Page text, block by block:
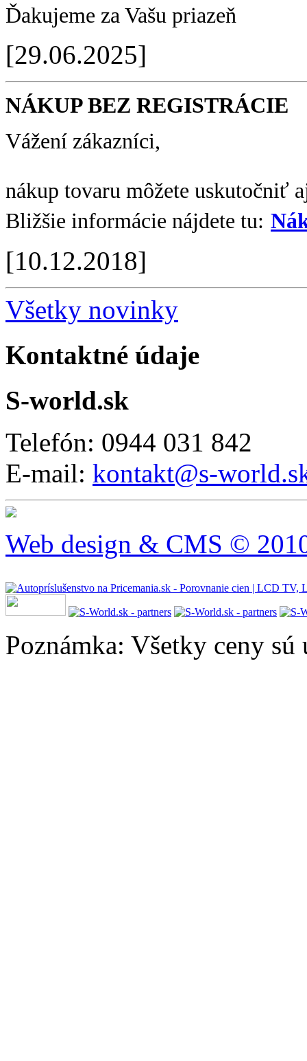
Ďakujeme za Vašu priazeň
[29.06.2025]
NÁKUP BEZ REGISTRÁCIE
Vážení zákazníci,
nákup tovaru môžete uskutočniť
Bližšie informácie nájdete tu:
[10.12.2018]
Všetky novinky
Kontaktné údaje
S-world.sk
Telefón: 0944 031 842
E-mail: kontakt@s-
Web design & CMS ©
Poznámka: Všetky ceny sú